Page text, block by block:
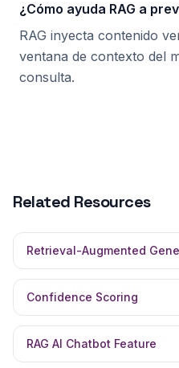
¿Cómo ayuda RAG a
RAG inyecta contenido
ventana de contexto del
consulta.
Related Resources
Retrieval-Augmented
Confidence Scoring
RAG AI Chatbot Feature